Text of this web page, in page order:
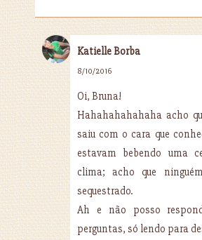
Katielle Borba
8/10/2016
Oi, Bruna!
Hahahahahahaha acho
saiu com o cara que
estavam bebendo uma
clima; acho que
sequestrado.
Ah e não posso
perguntas, só lendo para